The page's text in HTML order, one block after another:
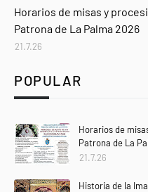
Horarios de misas y
Patrona de La Palma 2026
21.7.26
POPULAR
Horarios de
Patrona de La
21.7.26
Historia de la